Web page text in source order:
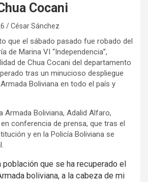
Cocani
/ César Sánchez
que el sábado pasado fue robado del
de Marina VI “Independencia”,
de Chua Cocani del departamento
tras un minucioso despliegue
Boliviana en todo el país y
Armada Boliviana, Adalid Alfaro,
conferencia de prensa, que tras el
y en la Policía Boliviana se
población que se ha recuperado el
boliviana, a la cabeza de mi